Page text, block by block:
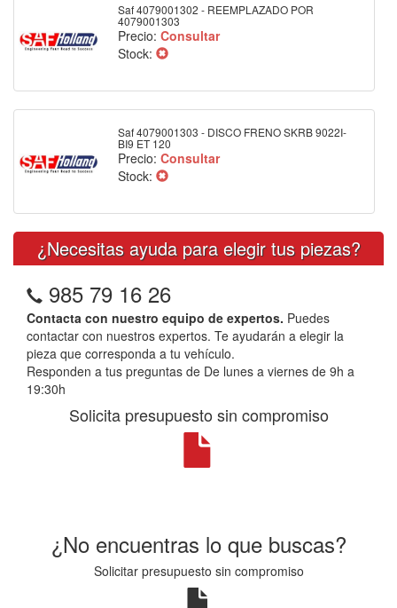
Saf 4079001302 - REEMPLAZADO POR
4079001303
Precio: Consultar
Stock:
Saf 4079001303 - DISCO FRENO SKRB 9022I-
BI9 ET 120
Precio: Consultar
Stock:
¿Necesitas ayuda para elegir tus piezas?
985 79 16 26
Contacta con nuestro equipo de expertos. Puedes
contactar con nuestros expertos. Te ayudarán a elegir la
pieza que corresponda a tu vehículo.
Responden a tus preguntas de De lunes a viernes de 9h a
19:30h
Solicita presupuesto sin compromiso
¿No encuentras lo que buscas?
Solicitar presupuesto sin compromiso